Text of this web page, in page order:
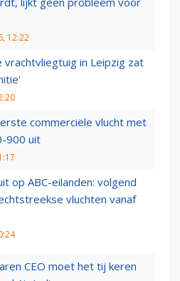
12:22
vrachtvliegtuig in Leipzig zat
commerciële vlucht met
900 uit
op ABC-eilanden: volgend
vluchten vanaf
CEO moet het tij keren